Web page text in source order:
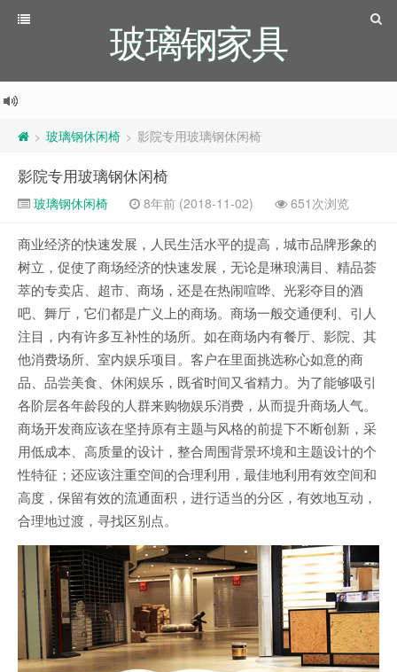
玻璃钢家具
> 玻璃钢休闲椅 > 影院专用玻璃钢休闲椅
影院专用玻璃钢休闲椅
玻璃钢休闲椅 8年前 (2018-11-02) 651次浏览
商业经济的快速发展，人民生活水平的提高，城市品牌形象的
树立，促使了商场经济的快速发展，无论是琳琅满目、精品荟
萃的专卖店、超市、商场，还是在热闹喧哗、光彩夺目的酒
吧、舞厅，它们都是广义上的商场。商场一般交通便利、引人
注目，内有许多互补性的场所。如在商场内有餐厅、影院、其
他消费场所、室内娱乐项目。客户在里面挑选称心如意的商
品、品尝美食、休闲娱乐，既省时间又省精力。为了能够吸引
各阶层各年龄段的人群来购物娱乐消费，从而提升商场人气。
商场开发商应该在坚持原有主题与风格的前提下不断创新，采
用低成本、高质量的设计，整合周围背景环境和主题设计的个
性特征；还应该注重空间的合理利用，最佳地利用有效空间和
高度，保留有效的流通面积，进行适当的分区，有效地互动，
合理地过渡，寻找区别点。